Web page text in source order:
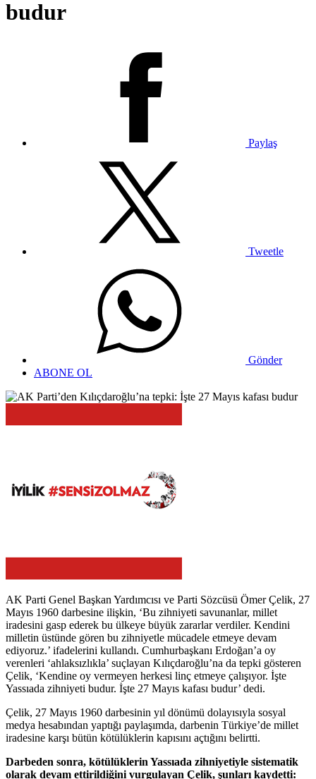
budur
Paylaş
Tweetle
Gönder
ABONE OL
AK Parti Genel Başkan Yardımcısı ve Parti Sözcüsü Ömer Çelik, 27
Mayıs 1960 darbesine ilişkin, ‘Bu zihniyeti savunanlar, millet
iradesini gasp ederek bu ülkeye büyük zararlar verdiler. Kendini
milletin üstünde gören bu zihniyetle mücadele etmeye devam
ediyoruz.’ ifadelerini kullandı. Cumhurbaşkanı Erdoğan’a oy
verenleri ‘ahlaksızlıkla’ suçlayan Kılıçdaroğlu’na da tepki gösteren
Çelik, ‘Kendine oy vermeyen herkesi linç etmeye çalışıyor. İşte
Yassıada zihniyeti budur. İşte 27 Mayıs kafası budur’ dedi.
Çelik, 27 Mayıs 1960 darbesinin yıl dönümü dolayısıyla sosyal
medya hesabından yaptığı paylaşımda, darbenin Türkiye’de millet
iradesine karşı bütün kötülüklerin kapısını açtığını belirtti.
Darbeden sonra, kötülüklerin Yassıada zihniyetiyle sistematik
olarak devam ettirildiğini vurgulayan Çelik, şunları kaydetti: